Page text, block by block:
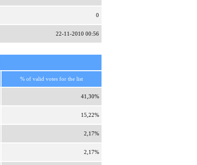
0
22-11-2010 00:56
% of valid votes for the list
41,30%
15,22%
2,17%
2,17%